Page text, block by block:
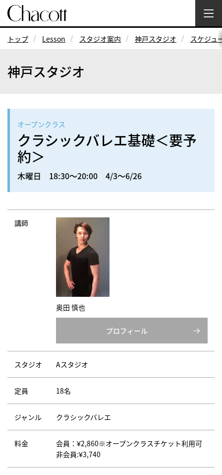
トップ Lesson スタジオ案内 神戸スタジオ スケジュ
神戸スタジオ
オープンクラス
クラシックバレエ基礎＜要予
約＞
木曜日 18:30～20:00 4/3～6/26
講師
奥田 慎也
プロフィール
スタジオ Aスタジオ
定員 18名
ジャンル クラシックバレエ
料金
会員：¥2,860※オープンクラスチケット利用可
非会員:¥3,740